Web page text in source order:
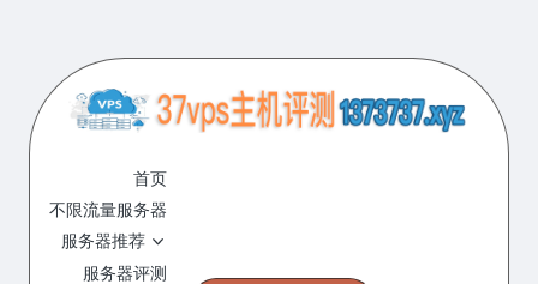
content
7
V
的
VPS
首页
不限流量服务器
服务器推荐
服务器评测